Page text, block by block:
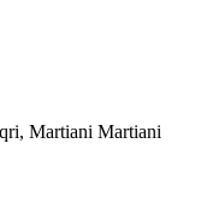
Martiani Martiani